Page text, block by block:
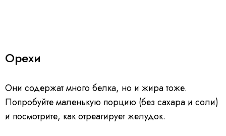
Орехи
Они содержат много белка, но и жира тоже.
Попробуйте маленькую порцию (без сахара и соли)
и посмотрите, как отреагирует желудок.